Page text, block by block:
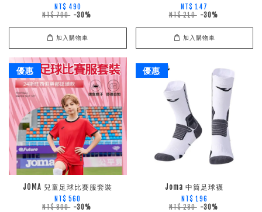
NT$ 490
NT$ 700 -30%
加入購物車
NT$ 147
NT$ 210 -30%
加入購物車
優惠
JOMA 兒童足球比賽服套裝
NT$ 560
NT$ 800 -30%
優惠
Joma 中筒足球襪
NT$ 196
NT$ 280 -30%